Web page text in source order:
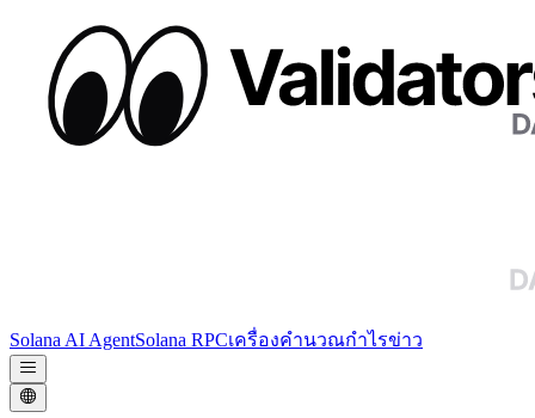
Solana AI AgentSolana RPCเครื่องคำนวณกำไรข่าว